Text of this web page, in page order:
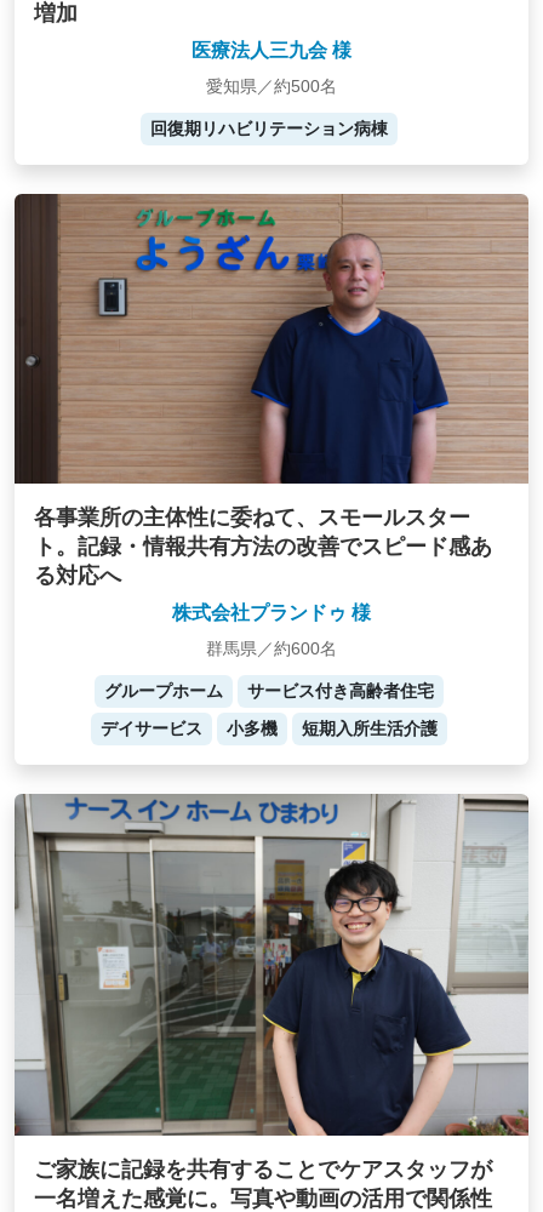
増加
医療法人三九会 様
愛知県／約500名
回復期リハビリテーション病棟
各事業所の主体性に委ねて、スモールスター
ト。記録・情報共有方法の改善でスピード感あ
る対応へ
株式会社プランドゥ 様
群馬県／約600名
グループホーム
サービス付き高齢者住宅
デイサービス
小多機 短期入所生活介護
ご家族に記録を共有することでケアスタッフが
一名増えた感覚に。写真や動画の活用で関係性